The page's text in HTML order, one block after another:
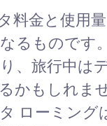
料金と使用
るものです
、旅行中は
かもしれま
ローミング